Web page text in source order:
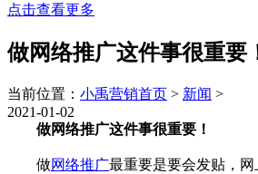
点击查看更多
做网络推广这件事很重要
当前位置： 小禹营销首页 > 新闻 >
2021-01-02
做网络推广这件事很重要！
做网络推广最重要是要会发贴，